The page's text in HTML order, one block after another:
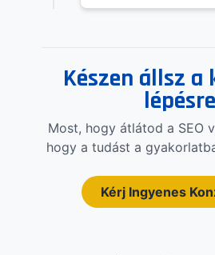
Készen állsz a
Most, hogy átlátod a SEO
hogy a tudást a
Kérj Ingyenes